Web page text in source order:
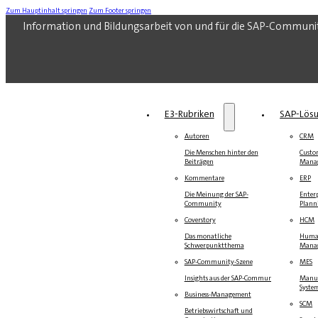
Zum Hauptinhalt springen Zum Footer springen
Information und Bildungsarbeit von und für die SAP-
E3-Rubriken
Autoren
Die Menschen hinter den
Beiträgen
Kommentare
Die Meinung der SAP-
Community
Coverstory
Das monatliche
Schwerpunktthema
SAP-Community-Szene
Insights aus der SAP-Community
Business-Management
Betriebswirtschaft und
SAP-
CRM
ERP
HCM
MES
SCM